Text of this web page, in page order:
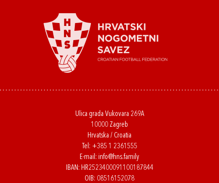
Ulica grada Vukovara 269A
10000 Zagreb
Hrvatska / Croatia
Tel: +385 1 2361555
E-mail: info@hns.family
IBAN: HR2523400091100187844
OIB: 08516152078